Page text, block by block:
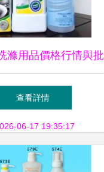
滌用品價格行情與批
析——第61頁美容美
發網專題
查看詳情
06-17 19:35:17